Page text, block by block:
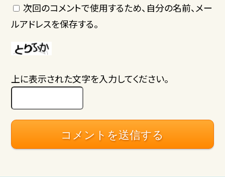
次回のコメントで使用するため、自分の名前、メー
ルアドレスを保存する。
上に表示された文字を入力してください。